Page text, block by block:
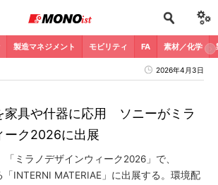
製造マネジメント モビリティ FA 素材／化学
2026年4月3日
家具や什器に応用 ソニーがミラ
ーク2026に出展
「ミラノデザインウィーク2026」で、
INTERNI MATERIAE」に出展する。環境配